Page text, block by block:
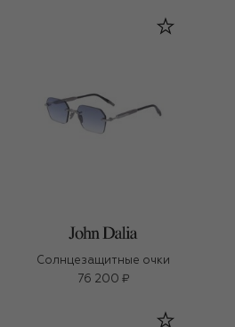
Солнцезащитные очки
76 200 ₽